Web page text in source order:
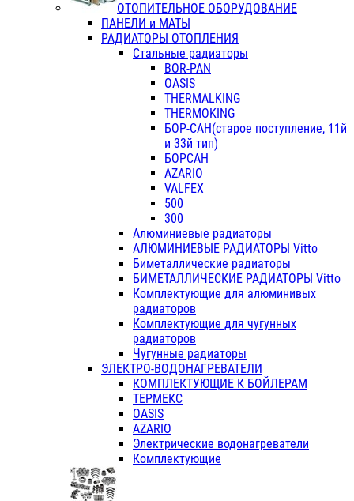
ОТОПИТЕЛЬНОЕ ОБОРУДОВАНИЕ
ПАНЕЛИ и МАТЫ
РАДИАТОРЫ ОТОПЛЕНИЯ
Стальные радиаторы
BOR-PAN
OASIS
THERMALKING
THERMOKING
БОР-САН(старое поступление, 11й
и 33й тип)
БОРСАН
AZARIO
VALFEX
500
300
Алюминиевые радиаторы
АЛЮМИНИЕВЫЕ РАДИАТОРЫ Vitto
Биметаллические радиаторы
БИМЕТАЛЛИЧЕСКИЕ РАДИАТОРЫ Vitto
Комплектующие для алюминивых
радиаторов
Комплектующие для чугунных
радиаторов
Чугунные радиаторы
ЭЛЕКТРО-ВОДОНАГРЕВАТЕЛИ
КОМПЛЕКТУЮЩИЕ К БОЙЛЕРАМ
ТЕРМЕКС
OASIS
AZARIO
Электрические водонагреватели
Комплектующие